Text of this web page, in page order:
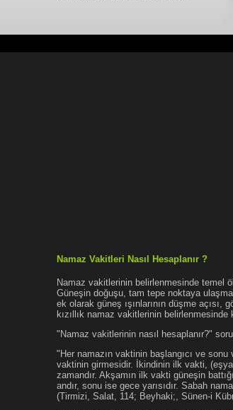
Namaz Vakitleri Nasıl Hesaplanır ?
Namaz vakitlerinin belirlenmesinde temel
Güneşin doğuşu, tam tepe noktaya
ek olarak güneş ışınlarının düşme
kızıllık namaz vakitlerinin belirlenmesinde
"Namaz vakitlerinin nasıl hesaplanır?"
"Her namazın vaktinin başlangıcı ve
vaktinin girmesidir. İkindinin ilk vakti,
zamandır. Akşamın ilk vakti güneşin
andır, sonu ise gece yarısıdır. Sabah
(Tirmizi, Salat, 114; Beyhaki;, Sünen-i